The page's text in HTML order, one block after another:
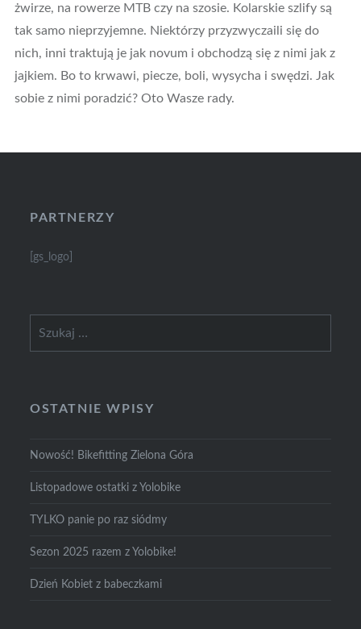
żwirze, na rowerze MTB czy na szosie. Kolarskie szlify są
tak samo nieprzyjemne. Niektórzy przyzwyczaili się do
nich, inni traktują je jak novum i obchodzą się z nimi jak z
jajkiem. Bo to krwawi, piecze, boli, wysycha i swędzi. Jak
sobie z nimi poradzić? Oto Wasze rady.
PARTNERZY
[gs_logo]
OSTATNIE WPISY
Nowość! Bikefitting Zielona Góra
Listopadowe ostatki z Yolobike
TYLKO panie po raz siódmy
Sezon 2025 razem z Yolobike!
Dzień Kobiet z babeczkami